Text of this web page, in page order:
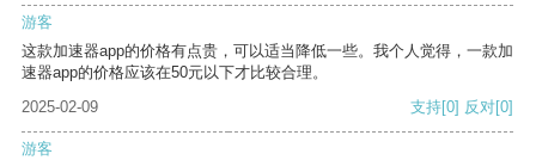
游客
这款加速器app的价格有点贵，可以适当降低一些。我个人觉得，一款加
速器app的价格应该在50元以下才比较合理。
2025-02-09
支持[0] 反对[0]
游客